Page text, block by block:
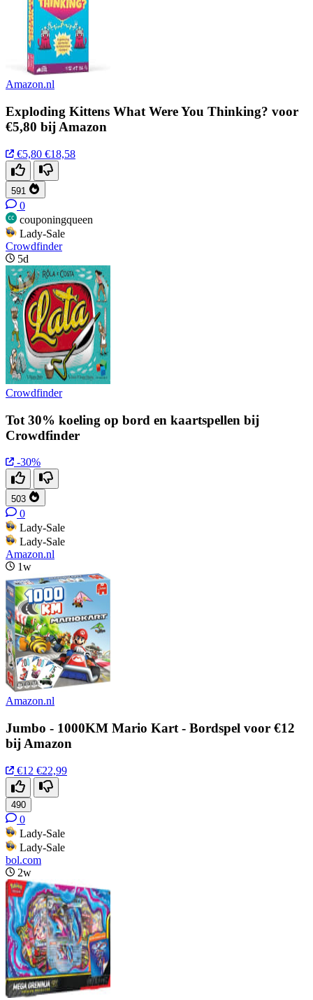
Amazon.nl
Exploding Kittens What Were You Thinking? voor
€5,80 bij Amazon
€5,80 €18,58
591
0
couponingqueen
Lady-Sale
Crowdfinder
5d
Crowdfinder
Tot 30% koeling op bord en kaartspellen bij
Crowdfinder
-30%
503
0
Lady-Sale
Lady-Sale
Amazon.nl
1w
Amazon.nl
Jumbo - 1000KM Mario Kart - Bordspel voor €12
bij Amazon
€12 €22,99
490
0
Lady-Sale
Lady-Sale
bol.com
2w